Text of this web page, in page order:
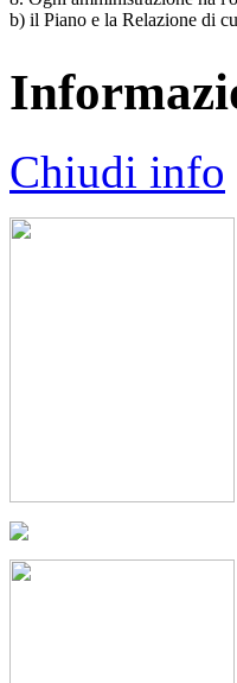
b) il Piano e la Relazione di
Chiudi info